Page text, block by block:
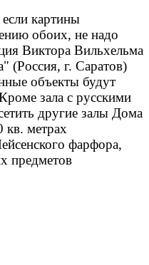
картины
обоих, не надо
Виктора Вильхельма
(Россия, г. Саратов)
объекты будут
зала с русскими
другие залы Дома
кв. метрах
фарфора,
предметов